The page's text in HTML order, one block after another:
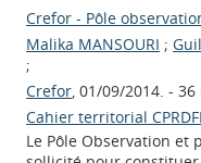
Crefor - Pôle
Malika MANSOURI ;
;
Crefor, 01/09/2014. - 36
Cahier territorial
Le Pôle Observation et